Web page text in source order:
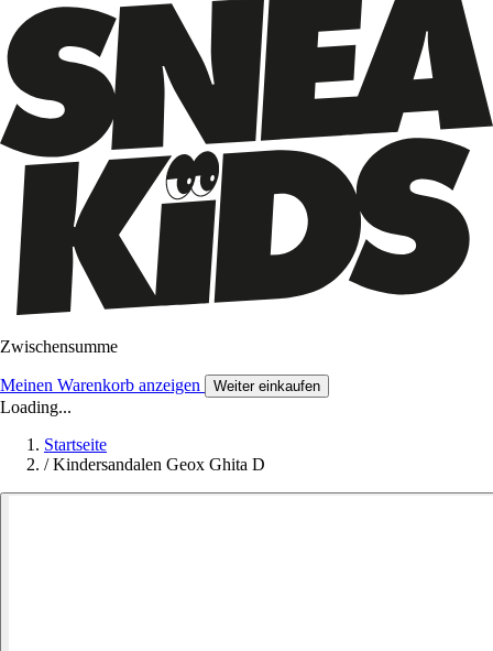
Zwischensumme
Meinen Warenkorb anzeigen Weiter einkaufen
Loading...
Startseite
/ Kindersandalen Geox Ghita D